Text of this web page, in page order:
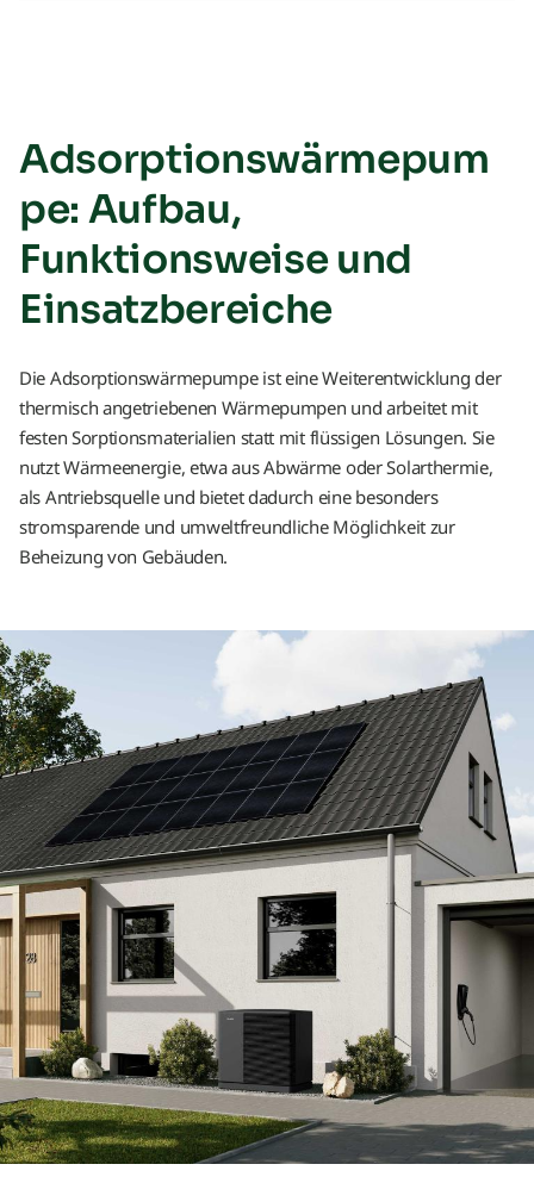
Wärmepumpen-Lexikon
Grundlagen & Technologie
Planung & Technik
Kosten & Förderung
Markt & Trends
Adsorptionswärmepum
pe: Aufbau,
Funktionsweise und
Einsatzbereiche
Die Adsorptionswärmepumpe ist eine Weiterentwicklung der
thermisch angetriebenen Wärmepumpen und arbeitet mit
festen Sorptionsmaterialien statt mit flüssigen Lösungen. Sie
nutzt Wärmeenergie, etwa aus Abwärme oder Solarthermie,
als Antriebsquelle und bietet dadurch eine besonders
stromsparende und umweltfreundliche Möglichkeit zur
Beheizung von Gebäuden.